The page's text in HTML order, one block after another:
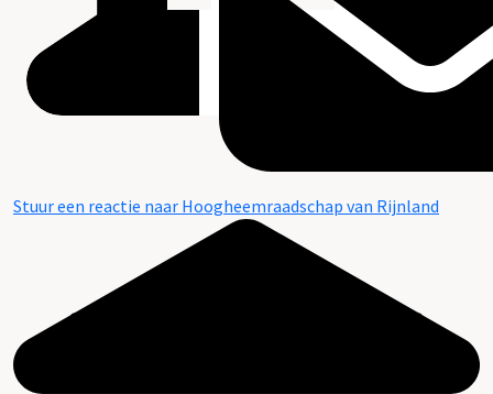
Stuur een reactie naar Hoogheemraadschap van Rijnland